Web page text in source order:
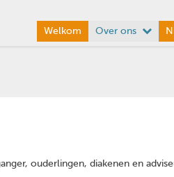
Welkom Over ons
ouderlingen, diakenen en